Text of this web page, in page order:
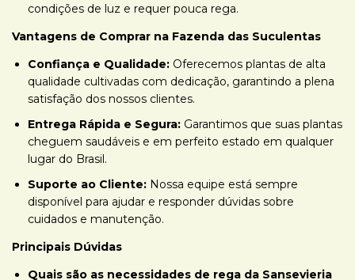
condições de luz e requer pouca rega.
Vantagens de Comprar na Fazenda das Suculentas
Confiança e Qualidade: Oferecemos plantas de alta
qualidade cultivadas com dedicação, garantindo a plena
satisfação dos nossos clientes.
Entrega Rápida e Segura: Garantimos que suas plantas
cheguem saudáveis e em perfeito estado em qualquer
lugar do Brasil.
Suporte ao Cliente: Nossa equipe está sempre
disponível para ajudar e responder dúvidas sobre
cuidados e manutenção.
Principais Dúvidas
Quais são as necessidades de rega da Sansevieria